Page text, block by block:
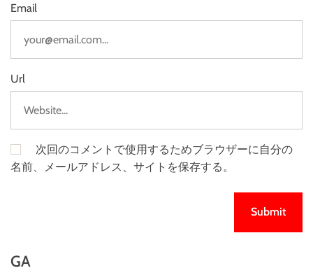
Email
Url
次回のコメントで使用するためブラウザーに自分の
名前、メールアドレス、サイトを保存する。
GA